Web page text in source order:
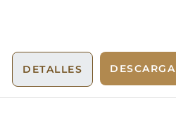
DESCARGA
DETALLES